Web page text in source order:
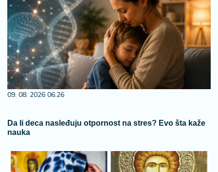
09. 08. 2026 06:26
Da li deca nasleđuju otpornost na stres? Evo šta kaže
nauka